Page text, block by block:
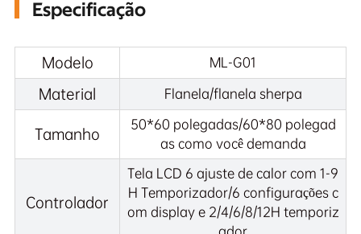
Especificação
Modelo ML-G01
Material Flanela/flanela sherpa
Tamanho
50*60 polegadas/60*80 polegad
as como você demanda
Controlador
Tela LCD 6 ajuste de calor com 1-9
H Temporizador/6 configurações c
om display e 2/4/6/8/12H temporiz